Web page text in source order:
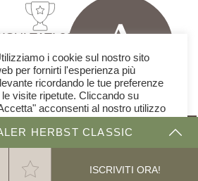
ISCRIVITI ORA!
HERBST CLASSIC
RALLYE
2024
i cookie sul nostro sito
per fornirti l'esperienza più
ricordando le tue preferenze
le visite ripetute. Cliccando su
acconsenti al nostro utilizzo
Impostazioni ACCETTA